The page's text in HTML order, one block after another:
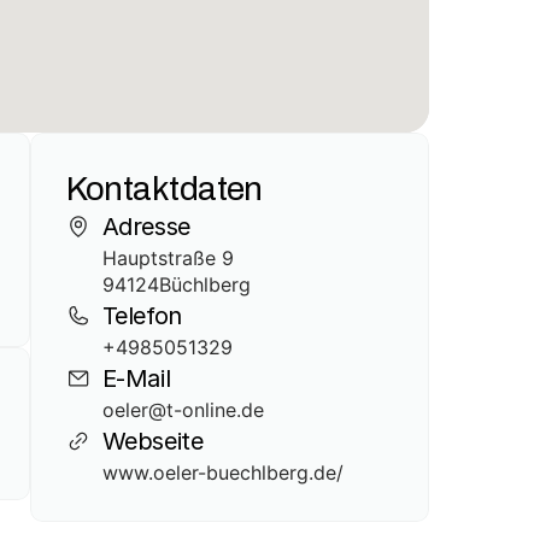
Kontaktdaten
Adresse
Hauptstraße 9
94124Büchlberg
Telefon
+4985051329
E-Mail
oeler@t-online.de
Webseite
www.oeler-buechlberg.de/